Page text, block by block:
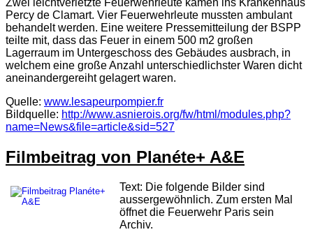
Zwei leichtverletzte Feuerwehrleute kamen ins Krankenhaus
Percy de Clamart. Vier Feuerwehrleute mussten ambulant
behandelt werden. Eine weitere Pressemitteilung der BSPP
teilte mit, dass das Feuer in einem 500 m2 großen
Lagerraum im Untergeschoss des Gebäudes ausbrach, in
welchem eine große Anzahl unterschiedlichster Waren dicht
aneinandergereiht gelagert waren.
Quelle: www.lesapeurpompier.fr
Bildquelle: http://www.asnierois.org/fw/html/modules.php?
name=News&file=article&sid=527
Filmbeitrag von Planéte+ A&E
Text: Die folgende Bilder sind
aussergewöhnlich. Zum ersten Mal
öffnet die Feuerwehr Paris sein
Archiv.